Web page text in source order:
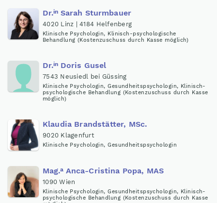
Dr.inSarah Sturmbauer
4020 Linz | 4184 Helfenberg
Klinische Psychologin, Klinisch-psychologische
Behandlung (Kostenzuschuss durch Kasse möglich)
Dr.inDoris Gusel
7543 Neusiedl bei Güssing
Klinische Psychologin, Gesundheitspsychologin, Klinisch-
psychologische Behandlung (Kostenzuschuss durch Kasse
möglich)
Klaudia Brandstätter, MSc.
9020 Klagenfurt
Klinische Psychologin, Gesundheitspsychologin
Mag.aAnca-Cristina Popa, MAS
1090 Wien
Klinische Psychologin, Gesundheitspsychologin, Klinisch-
psychologische Behandlung (Kostenzuschuss durch Kasse